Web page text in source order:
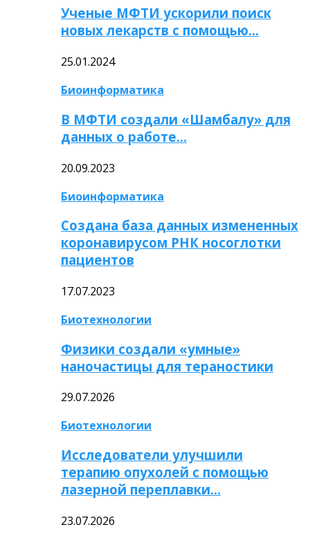
Ученые МФТИ ускорили поиск
новых лекарств с помощью…
25.01.2024
Биоинформатика
В МФТИ создали «Шамбалу» для
данных о работе…
20.09.2023
Биоинформатика
Создана база данных измененных
коронавирусом РНК носоглотки
пациентов
17.07.2023
Биотехнологии
Физики создали «умные»
наночастицы для тераностики
29.07.2026
Биотехнологии
Исследователи улучшили
терапию опухолей с помощью
лазерной переплавки…
23.07.2026